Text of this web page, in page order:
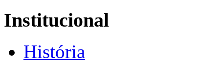
Institucional
História